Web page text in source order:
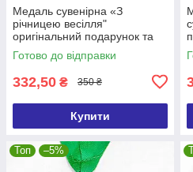
Медаль сувенірна «З
річницею весілля"
оригінальний подарунок та
символ визнання
Готово до відправки
332,50 ₴ 350 ₴
Купити
Топ –5%